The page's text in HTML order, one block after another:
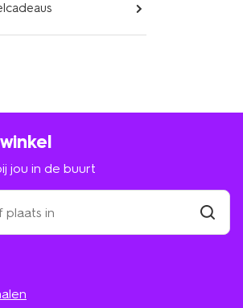
jou in de buurt